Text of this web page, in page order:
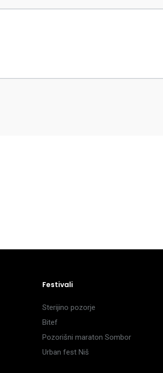
Festivali
Sterijino pozorje
Bitef
Pozorišni maraton Sombor
Urban fest Niš